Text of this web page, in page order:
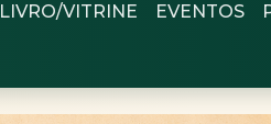
LIVRO/VITRINE EVENTOS